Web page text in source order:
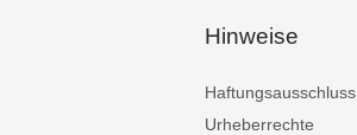
Hinweise
Haftungsausschluss
Urheberrechte